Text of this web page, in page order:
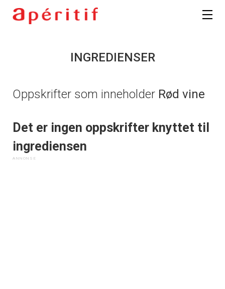
INGREDIENSER
Oppskrifter som inneholder Rød vine
Det er ingen oppskrifter knyttet til
ingrediensen